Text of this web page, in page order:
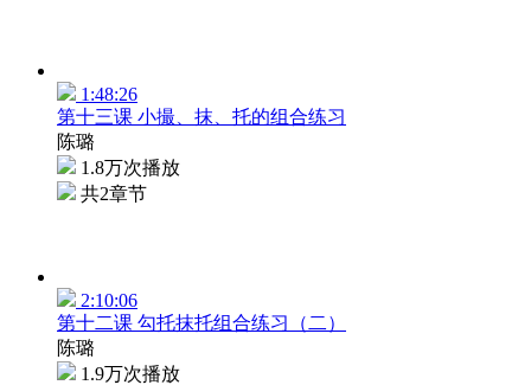
1:48:26
第十三课 小撮、抹、托的组合练习
陈璐
1.8万次播放
共2章节
2:10:06
第十二课 勾托抹托组合练习（二）
陈璐
1.9万次播放